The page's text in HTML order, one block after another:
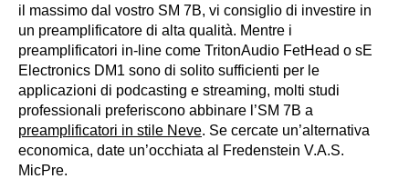
il massimo dal vostro SM 7B, vi consiglio di investire in
un preamplificatore di alta qualità. Mentre i
preamplificatori in-line come TritonAudio FetHead o sE
Electronics DM1 sono di solito sufficienti per le
applicazioni di podcasting e streaming, molti studi
professionali preferiscono abbinare l’SM 7B a
preamplificatori in stile Neve. Se cercate un’alternativa
economica, date un’occhiata al Fredenstein V.A.S.
MicPre.